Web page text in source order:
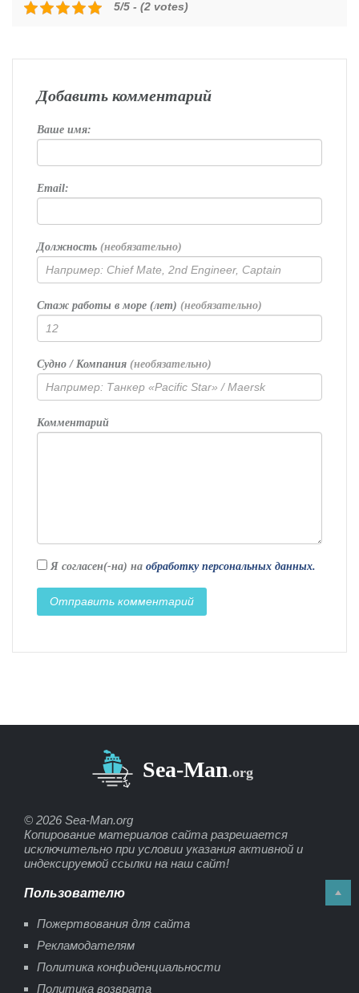
5/5 - (2 votes)
Добавить комментарий
Ваше имя:
Email:
Должность (необязательно)
Стаж работы в море (лет) (необязательно)
Судно / Компания (необязательно)
Комментарий
Я согласен(-на) на обработку персональных данных.
© 2026 Sea-Man.org
Копирование материалов сайта разрешается
исключительно при условии указания активной и
индексируемой ссылки на наш сайт!
Пользователю
Пожертвования для сайта
Рекламодателям
Политика конфиденциальности
Политика возврата